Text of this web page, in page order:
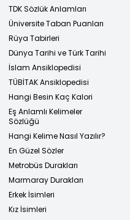
TDK Sözlük Anlamları
Üniversite Taban Puanları
Rüya Tabirleri
Dünya Tarihi ve Türk Tarihi
İslam Ansiklopedisi
TÜBİTAK Ansiklopedisi
Hangi Besin Kaç Kalori
Eş Anlamlı Kelimeler
Sözlüğü
Hangi Kelime Nasıl Yazılır?
En Güzel Sözler
Metrobüs Durakları
Marmaray Durakları
Erkek İsimleri
Kız İsimleri